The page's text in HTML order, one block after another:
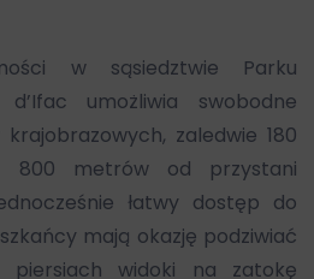
w sąsiedztwie Parku
umożliwia swobodne
zaledwie 180
metrów od przystani
łatwy dostęp do
mają okazję podziwiać
piersiach widoki na zatokę